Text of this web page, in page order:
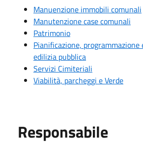
Manuenzione immobili comunali
Manutenzione case comunali
Patrimonio
Pianificazione,
edilizia pubblica
Servizi Cimiteriali
Viabilità, parcheggi e Verde
Responsabile